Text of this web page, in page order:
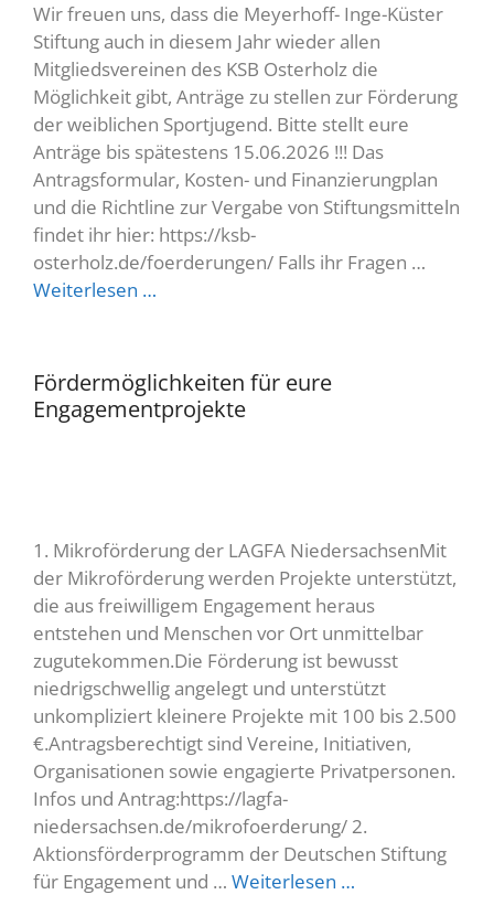
Wir freuen uns, dass die Meyerhoff- Inge-Küster
Stiftung auch in diesem Jahr wieder allen
Mitgliedsvereinen des KSB Osterholz die
Möglichkeit gibt, Anträge zu stellen zur Förderung
der weiblichen Sportjugend. Bitte stellt eure
Anträge bis spätestens 15.06.2026 !!! Das
Antragsformular, Kosten- und Finanzierungplan
und die Richtline zur Vergabe von Stiftungsmitteln
findet ihr hier: https://ksb-
osterholz.de/foerderungen/ Falls ihr Fragen …
Weiterlesen …
Fördermöglichkeiten für eure
Engagementprojekte
1. Mikroförderung der LAGFA NiedersachsenMit
der Mikroförderung werden Projekte unterstützt,
die aus freiwilligem Engagement heraus
entstehen und Menschen vor Ort unmittelbar
zugutekommen.Die Förderung ist bewusst
niedrigschwellig angelegt und unterstützt
unkompliziert kleinere Projekte mit 100 bis 2.500
€.Antragsberechtigt sind Vereine, Initiativen,
Organisationen sowie engagierte Privatpersonen.
Infos und Antrag:https://lagfa-
niedersachsen.de/mikrofoerderung/ 2.
Aktionsförderprogramm der Deutschen Stiftung
für Engagement und … Weiterlesen …